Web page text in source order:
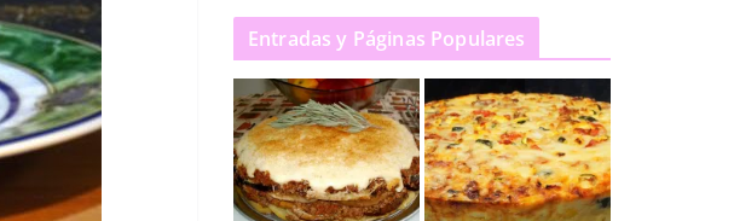
Entradas y Páginas Populares